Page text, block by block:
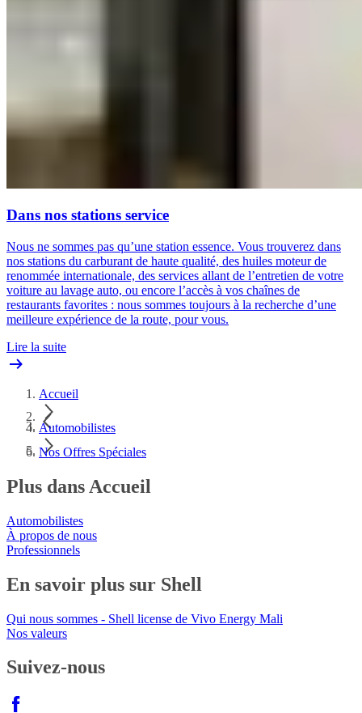
Dans nos stations service
Nous ne sommes pas qu’une station essence. Vous trouverez dans
nos stations du carburant de haute qualité, des huiles moteur de
renommée internationale, des services allant de l’entretien de votre
voiture au lavage auto, ou encore l’accès à vos chaînes de
restaurants favorites : nous sommes toujours à la recherche d’une
meilleure expérience de la route, pour vous.
Lire la suite
Accueil
Automobilistes
Nos Offres Spéciales
Plus dans Accueil
Automobilistes
À propos de nous
Professionnels
En savoir plus sur Shell
Qui nous sommes - Shell license de Vivo Energy Mali
Nos valeurs
Suivez-nous